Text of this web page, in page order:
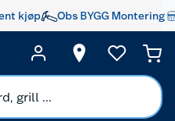
kjøp Obs BYGG Montering